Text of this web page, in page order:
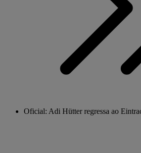
Oficial: Adi Hütter regressa ao